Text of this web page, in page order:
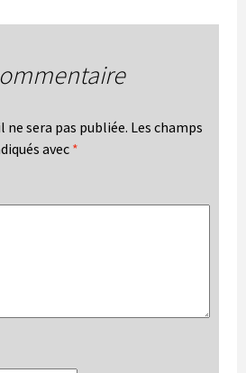
ne sera pas publiée. Les champs
avec *